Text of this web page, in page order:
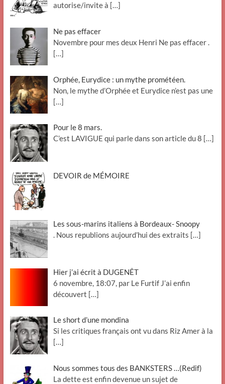
autorise/invite à […]
Ne pas effacer
Novembre pour mes deux Henri Ne pas effacer .
[…]
Orphée, Eurydice : un mythe prométéen.
Non, le mythe d’Orphée et Eurydice n’est pas une
[…]
Pour le 8 mars.
C’est LAVIGUE qui parle dans son article du 8 […]
DEVOIR de MÉMOIRE
Les sous-marins italiens à Bordeaux- Snoopy
. Nous republions aujourd’hui des extraits […]
Hier j’ai écrit à DUGENÊT
6 novembre, 18:07, par Le Furtif J’ai enfin
découvert […]
Le short d’une mondina
Si les critiques français ont vu dans Riz Amer à la
[…]
Nous sommes tous des BANKSTERS …(Redif)
La dette est enfin devenue un sujet de